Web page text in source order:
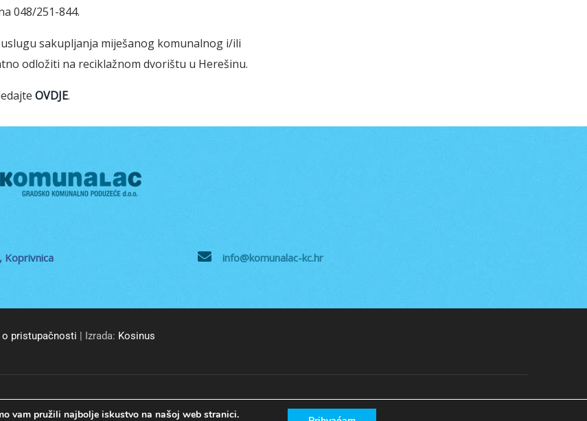
048/251-844.
sakupljanja miješanog komunalnog i/ili
odložiti na reciklažnom dvorištu u Herešinu.
OVDJE.
Koprivnica info@komunalac-kc.hr
o pristupačnosti | Izrada: Kosinus
© GKP Komunalac Koprivnica d.o.o. Sva prava pridržana.
vam pružili najbolje iskustvo na našoj web stranici.